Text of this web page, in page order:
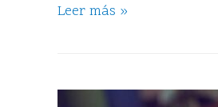
Leer más »